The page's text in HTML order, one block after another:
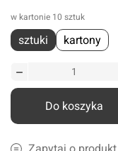
w kartonie 10 sztuk
sztuki kartony
Do koszyka